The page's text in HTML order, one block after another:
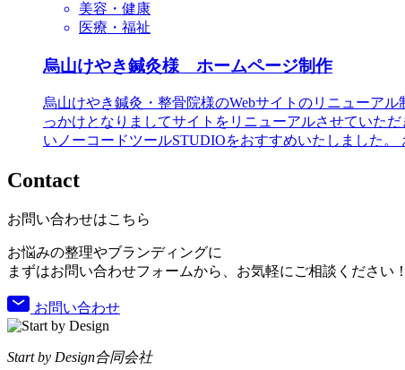
美容・健康
医療・福祉
烏山けやき鍼灸様 ホームページ制作
烏山けやき鍼灸・整骨院様のWebサイトのリニューア
っかけとなりましてサイトをリニューアルさせていた
いノーコードツールSTUDIOをおすすめいたしました
Contact
お問い合わせはこちら
お悩みの整理やブランディングに
まずはお問い合わせフォームから、お気軽にご相談ください！
お問い合わせ
Start by Design合同会社